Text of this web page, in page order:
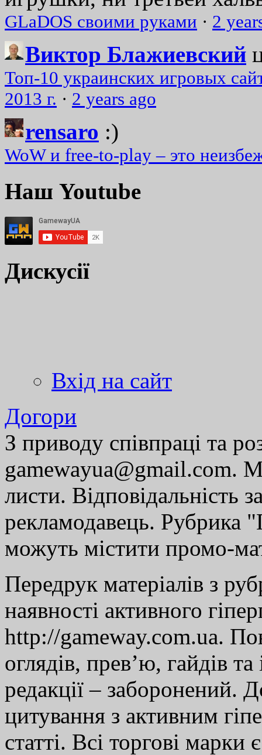
GLaDOS своими руками · 2
Виктор Блажиевский
Топ-10 украинских игровых
2013 г. · 2 years ago
rensaro :)
WoW и free-to-play – это
Наш Youtube
Дискусії
Вхід на сайт
Догори
З приводу співпраці та
gamewayua@gmail.com.
листи. Відповідальність
рекламодавець. Рубрика
можуть містити промо-
Передрук матеріалів з
наявності активного
http://gameway.com.ua.
оглядів, прев’ю, гайдів
редакції – заборонений.
цитування з активним
статті. Всі торгові марки